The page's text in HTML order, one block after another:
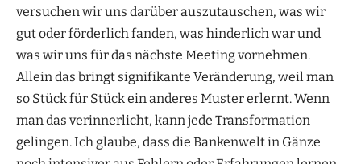
versuchen wir uns darüber auszutauschen, was wir
gut oder förderlich fanden, was hinderlich war und
was wir uns für das nächste Meeting vornehmen.
Allein das bringt signifikante Veränderung, weil man
so Stück für Stück ein anderes Muster erlernt. Wenn
man das verinnerlicht, kann jede Transformation
gelingen. Ich glaube, dass die Bankenwelt in Gänze